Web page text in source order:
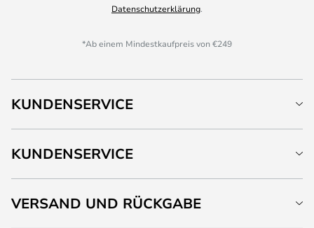
Datenschutzerklärung.
*Ab einem Mindestkaufpreis von €249
KUNDENSERVICE
KUNDENSERVICE
VERSAND UND RÜCKGABE